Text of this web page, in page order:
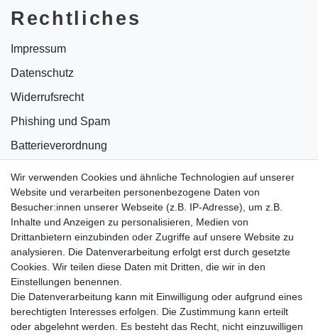
Wir verwenden Cookies und ähnliche Technologien auf unserer
Website und verarbeiten personenbezogene Daten von
Besucher:innen unserer Webseite (z.B. IP-Adresse), um z.B.
Inhalte und Anzeigen zu personalisieren, Medien von
Drittanbietern einzubinden oder Zugriffe auf unsere Website zu
analysieren. Die Datenverarbeitung erfolgt erst durch gesetzte
Cookies. Wir teilen diese Daten mit Dritten, die wir in den
Einstellungen benennen.
Die Datenverarbeitung kann mit Einwilligung oder aufgrund eines
berechtigten Interesses erfolgen. Die Zustimmung kann erteilt
oder abgelehnt werden. Es besteht das Recht, nicht einzuwilligen
Rechtliches
Impressum
Datenschutz
Widerrufsrecht
Phishing und Spam
Batterieverordnung
Bildnachweise
AGB
Vertrag widerrufen
B2BKunden
Zum Händlerbereich